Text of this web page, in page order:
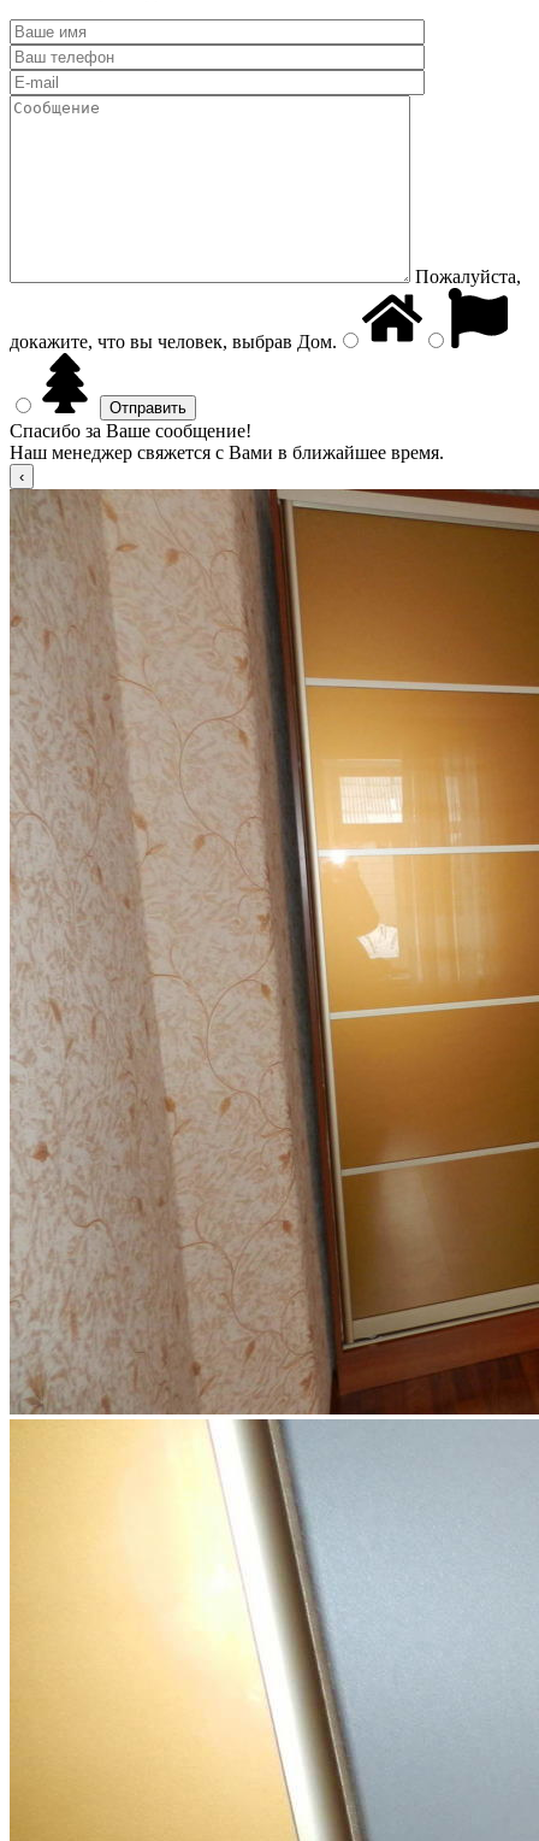
Пожалуйста,
докажите, что вы человек, выбрав Дом.
Спасибо за Ваше сообщение!
Наш менеджер свяжется с Вами в ближайшее время.